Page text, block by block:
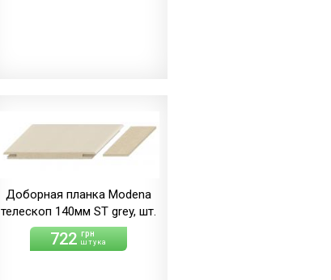
Доборная планка Modena
телескоп 140мм ST grey, шт.
722 грн
штука